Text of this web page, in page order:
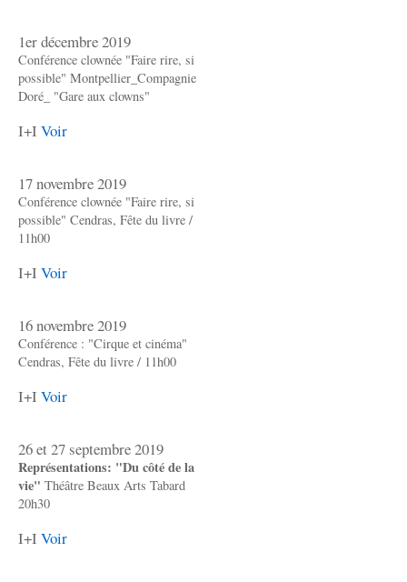
1er décembre 2019
Conférence clownée "Faire rire, si
possible" Montpellier_Compagnie
Doré_ "Gare aux clowns"
I+I Voir
17 novembre 2019
Conférence clownée "Faire rire, si
possible" Cendras, Fête du livre /
11h00
I+I Voir
16 novembre 2019
Conférence : "Cirque et cinéma"
Cendras, Fête du livre / 11h00
I+I Voir
26 et 27 septembre 2019
Représentations: "Du côté de la
vie" Théâtre Beaux Arts Tabard
20h30
I+I Voir